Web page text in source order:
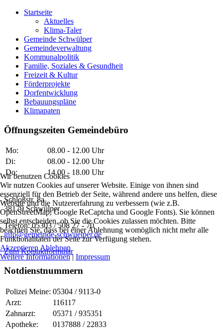
Startseite
Aktuelles
Klima-Taler
Gemeinde Schwülper
Gemeindeverwaltung
Kommunalpolitik
Familie, Soziales & Gesundheit
Freizeit & Kultur
Förderprojekte
Dorfentwicklung
Bebauungspläne
Klimapaten
Öffnungszeiten Gemeindebüro
Mo:
08.00 - 12.00 Uhr
Di:
08.00 - 12.00 Uhr
Do:
14.00 - 18.00 Uhr
Schloßstr. 8a
38179 Schwülper
Telefon: 05303 / 508 27 - 70
info@gemeinde-schwuelper.de
Zum Kontaktformular
Notdienstnummern
Polizei Meine: 05304 / 9113-0
Arzt:
116117
Zahnarzt:
05371 / 935351
Apotheke:
0137888 / 22833
Wir benutzen Cookies
Wir nutzen Cookies auf unserer Website. Einige von ihnen sind
essenziell für den Betrieb der Seite, während andere uns helfen, diese
Website und die Nutzererfahrung zu verbessern (wie z.B.
OpenStreetMap, Google ReCaptcha und Google Fonts). Sie können
selbst entscheiden, ob Sie die Cookies zulassen möchten. Bitte
beachten Sie, dass bei einer Ablehnung womöglich nicht mehr alle
Funktionalitäten der Seite zur Verfügung stehen.
Akzeptieren Ablehnen
Weitere Informationen| Impressum